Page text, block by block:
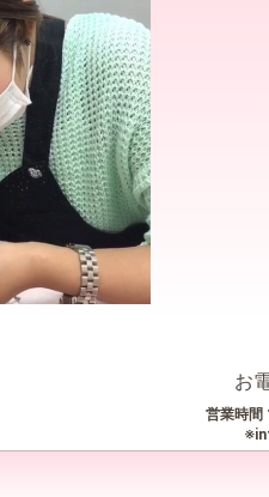
お
営業時間